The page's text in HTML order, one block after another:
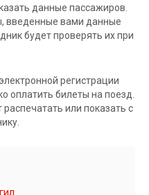
данные пассажиров.
введенные вами данные
будет проверять их при
регистрации
оплатить билеты на поезд.
или показать с